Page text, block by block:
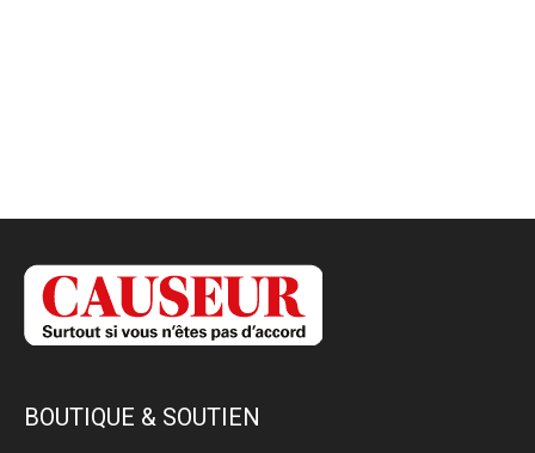
BOUTIQUE & SOUTIEN